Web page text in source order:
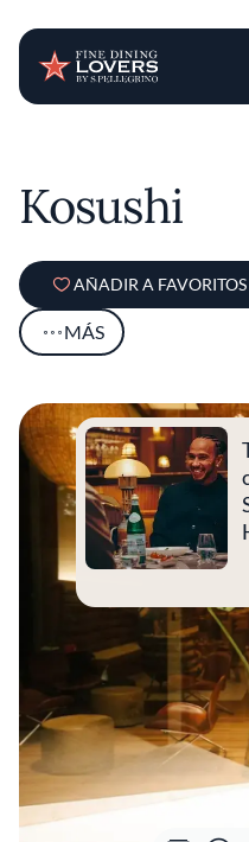
Kosushi
AÑADIR A FAVORITOS
MÁS